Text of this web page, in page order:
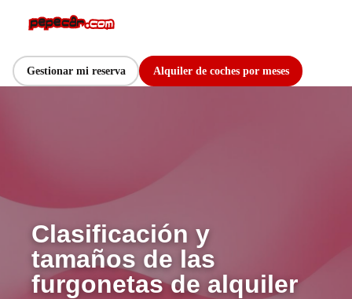
Gestionar mi reserva Alquiler de coches por meses
Clasificación y
tamaños de las
furgonetas de alquiler